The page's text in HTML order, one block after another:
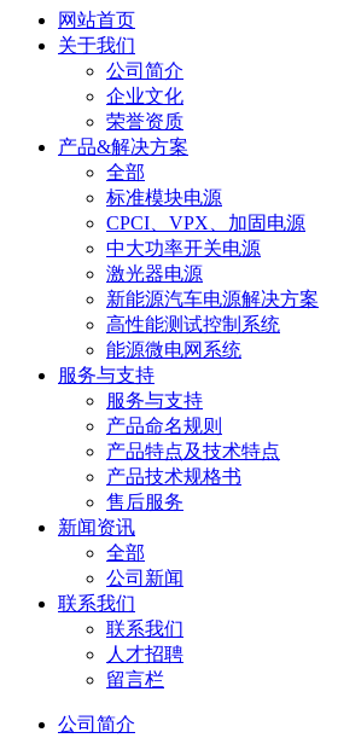
网站首页
关于我们
公司简介
企业文化
荣誉资质
产品&解决方案
全部
标准模块电源
CPCI、VPX、加固电源
中大功率开关电源
激光器电源
新能源汽车电源解决方案
高性能测试控制系统
能源微电网系统
服务与支持
服务与支持
产品命名规则
产品特点及技术特点
产品技术规格书
售后服务
新闻资讯
全部
公司新闻
联系我们
联系我们
人才招聘
留言栏
公司简介